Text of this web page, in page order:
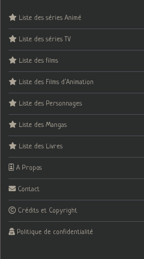
Liste des séries Animé
Liste des séries TV
Liste des films
Liste des Films d’Animation
Liste des Personnages
Liste des Mangas
Liste des Livres
A Propos
Contact
Crédits et Copyright
Politique de confidentialité